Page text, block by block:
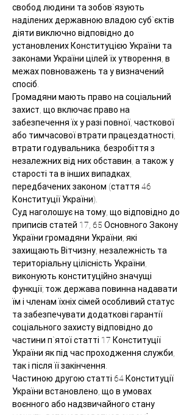
свобод людини та зобов`язують
наділених державною владою суб`єктів
діяти виключно відповідно до
установлених Конституцією України та
законами України цілей їх утворення, в
межах повноважень та у визначений
спосіб.
Громадяни мають право на соціальний
захист, що включає право на
забезпечення їх у разі повної, часткової
або тимчасової втрати працездатності,
втрати годувальника, безробіття з
незалежних від них обставин, а також у
старості та в інших випадках,
передбачених законом (стаття 46
Конституції України).
Суд наголошує на тому, що відповідно до
приписів статей 17, 65 Основного Закону
України громадяни України, які
захищають Вітчизну, незалежність та
територіальну цілісність України,
виконують конституційно значущі
функції; тож держава повинна надавати
їм і членам їхніх сімей особливий статус
та забезпечувати додаткові гарантії
соціального захисту відповідно до
частини п`ятої статті 17 Конституції
України як під час проходження служби,
так і після її закінчення.
Частиною другою статті 64 Конституції
України встановлено, що в умовах
воєнного або надзвичайного стану